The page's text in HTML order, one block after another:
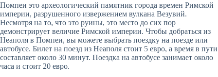
Помпеи это археологический памятник города времен Римской
империи, разрушенного извержением вулкана Везувий.
Несмотря на то, что это руины, это место до сих пор
демонстрирует величие Римской империи. Чтобы добраться из
Неаполя в Помпеи, вы можете выбрать поездку на поезде или
автобусе. Билет на поезд из Неаполя стоит 5 евро, а время в пути
составляет около 30 минут. Поездка на автобусе занимает около
часа и стоит 20 евро.